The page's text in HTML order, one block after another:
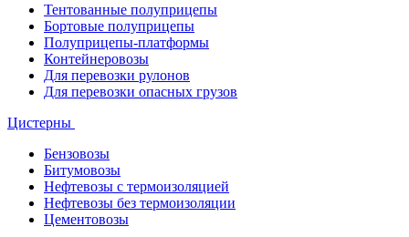
Тентованные полуприцепы
Бортовые полуприцепы
Полуприцепы-платформы
Контейнеровозы
Для перевозки рулонов
Для перевозки опасных грузов
Цистерны
Бензовозы
Битумовозы
Нефтевозы с термоизоляцией
Нефтевозы без термоизоляции
Цементовозы